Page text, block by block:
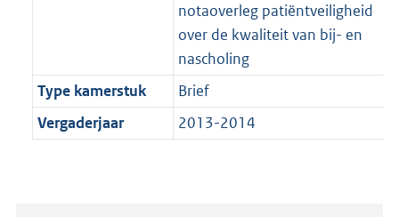
notaoverleg patiëntveiligheid
over de kwaliteit van bij- en
nascholing
Type kamerstuk
Brief
Vergaderjaar
2013-2014